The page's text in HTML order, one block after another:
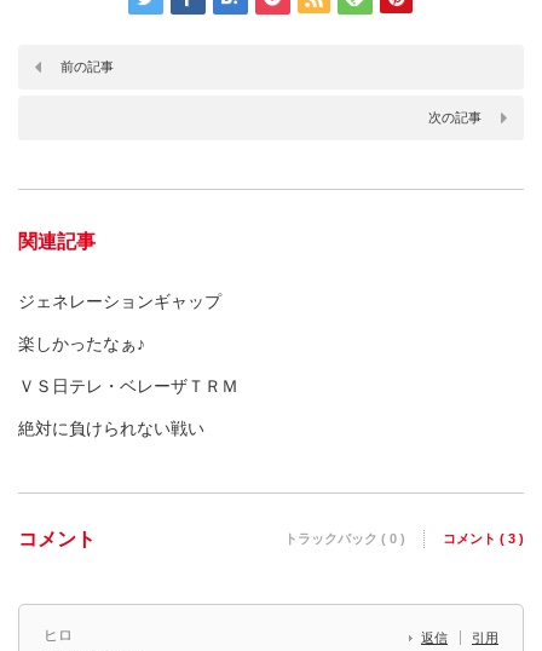
前の記事
次の記事
関連記事
ジェネレーションギャップ
楽しかったなぁ♪
ＶＳ日テレ・ベレーザＴＲＭ
絶対に負けられない戦い
コメント トラックバック ( 0 ) コメント ( 3 )
ヒロ 返信 引用